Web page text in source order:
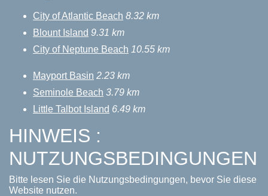
City of Atlantic Beach 8.32 km
Blount Island 9.31 km
City of Neptune Beach 10.55 km
Mayport Basin 2.23 km
Seminole Beach 3.79 km
Little Talbot Island 6.49 km
HINWEIS :
NUTZUNGSBEDINGUNGEN
Bitte lesen Sie die Nutzungsbedingungen, bevor Sie diese
Website nutzen.